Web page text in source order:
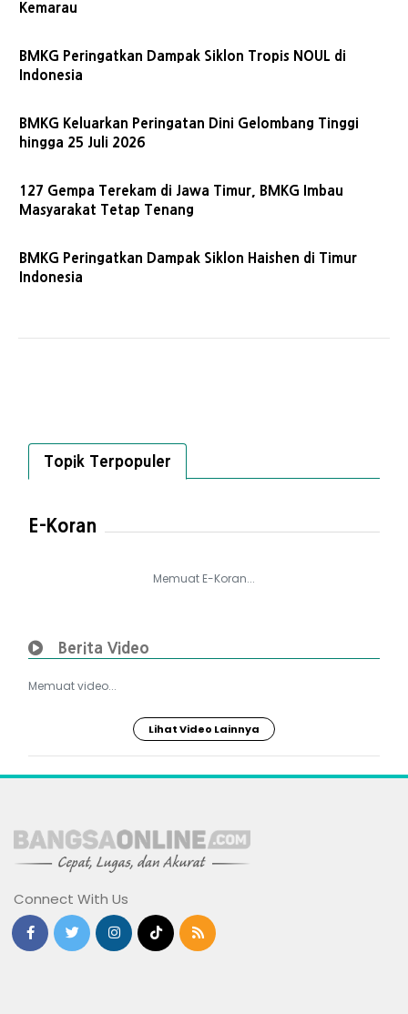
Kemarau
BMKG Peringatkan Dampak Siklon Tropis NOUL di
Indonesia
BMKG Keluarkan Peringatan Dini Gelombang Tinggi
hingga 25 Juli 2026
127 Gempa Terekam di Jawa Timur, BMKG Imbau
Masyarakat Tetap Tenang
BMKG Peringatkan Dampak Siklon Haishen di Timur
Indonesia
Topik Terpopuler
E-Koran
Memuat E-Koran...
Berita Video
Memuat video...
Lihat Video Lainnya
Connect With Us